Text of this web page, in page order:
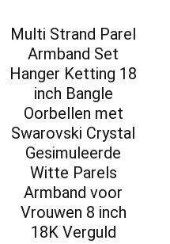
Multi Strand Parel
Armband Set
Hanger Ketting 18
inch Bangle
Oorbellen met
Swarovski Crystal
Gesimuleerde
Witte Parels
Armband voor
Vrouwen 8 inch
18K Verguld